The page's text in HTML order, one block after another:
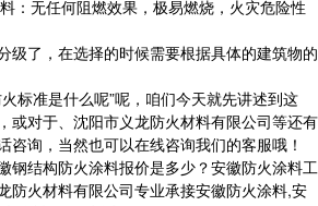
：无任何阻燃效果，极易燃烧，火灾危险性
级了，在选择的时候需要根据具体的建筑物的
标准是什么呢”呢，咱们今天就先讲述到这
或对于、沈阳市义龙防火材料有限公司等还有
咨询，当然也可以在线咨询我们的客服哦！
钢结构防火涂料报价是多少？安徽防火涂料工
防火材料有限公司专业承接安徽防火涂料,安